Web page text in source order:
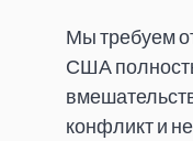
Мы требуем
США
конфликт и